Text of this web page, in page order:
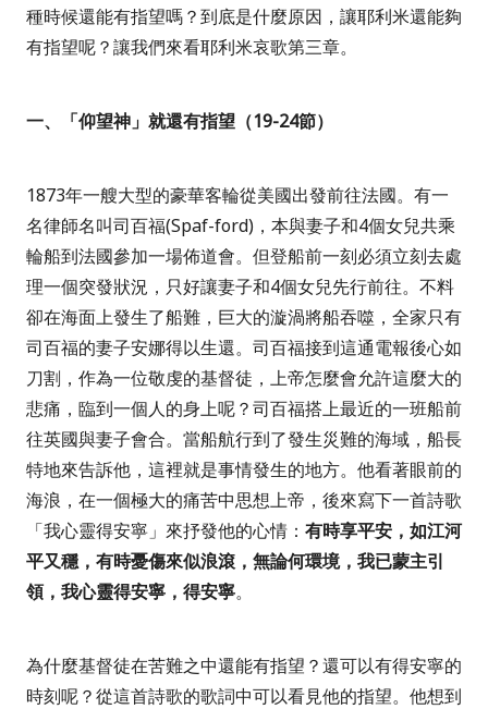
種時候還能有指望嗎？到底是什麼原因，讓耶利米還能夠
有指望呢？讓我們來看耶利米哀歌第三章。
一、「仰望神」就還有指望（19-24節）
1873年一艘大型的豪華客輪從美國出發前往法國。有一
名律師名叫司百福(Spaf-ford) ，本與妻子和4個女兒共乘
輪船到法國參加一場佈道會。但登船前一刻必須立刻去處
理一個突發狀況，只好讓妻子和4個女兒先行前往。不料
卻在海面上發生了船難，巨大的漩渦將船吞噬，全家只有
司百福的妻子安娜得以生還。司百福接到這通電報後心如
刀割，作為一位敬虔的基督徒，上帝怎麼會允許這麼大的
悲痛，臨到一個人的身上呢？司百福搭上最近的一班船前
往英國與妻子會合。當船航行到了發生災難的海域，船長
特地來告訴他，這裡就是事情發生的地方。他看著眼前的
海浪，在一個極大的痛苦中思想上帝，後來寫下一首詩歌
「我心靈得安寧」來抒發他的心情： 有時享平安，如江河
平又穩，有時憂傷來似浪滾，無論何環境，我已蒙主引
領，我心靈得安寧，得安寧。
為什麼基督徒在苦難之中還能有指望？還可以有得安寧的
時刻呢？從這首詩歌的歌詞中可以看見他的指望。他想到